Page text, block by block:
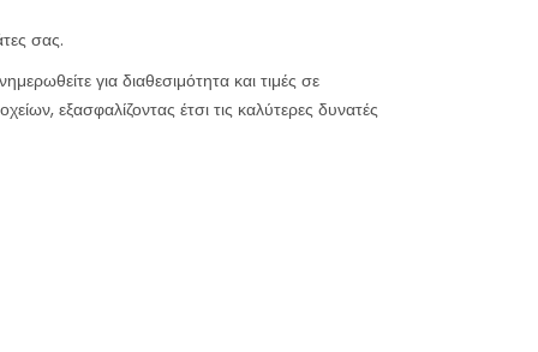
σας.
για διαθεσιμότητα και τιμές σε
εξασφαλίζοντας έτσι τις καλύτερες δυνατές